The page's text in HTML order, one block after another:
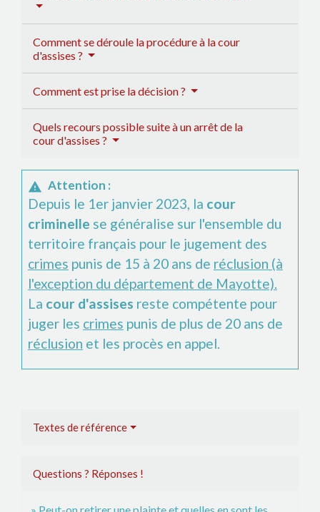
Comment se déroule la procédure à la cour
d'assises ?
Comment est prise la décision ?
Quels recours possible suite à un arrêt de la
cour d'assises ?
warning Attention :
Depuis le 1er janvier 2023, la cour
criminelle se généralise sur l'ensemble du
territoire français pour le jugement des
crimes punis de 15 à 20 ans de réclusion (à
l'exception du département de Mayotte).
La cour d'assises reste compétente pour
juger les crimes punis de plus de 20 ans de
réclusion et les procès en appel.
Textes de référence
Questions ? Réponses !